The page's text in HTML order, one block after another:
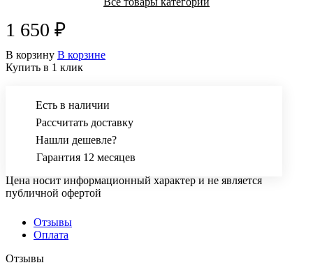
1 650 ₽
В корзину В корзине
Купить в 1 клик
Есть в наличии
Рассчитать доставку
Нашли дешевле?
Гарантия 12 месяцев
Цена носит информационный характер и не является
публичной офертой
Отзывы
Оплата
Отзывы